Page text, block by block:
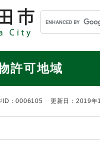
ニューを飛ばして本文へ
キ
ー
ワ
検
許可地域
ID：0006105 更新日：2019年